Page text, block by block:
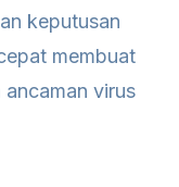
keputusan
membuat
virus